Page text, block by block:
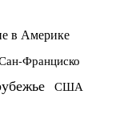
в Америке
Франциско
США